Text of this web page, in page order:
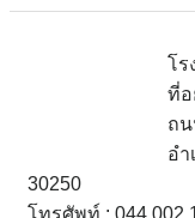
โร
ที่อ
ถน
อำ
30250
โทรศัพท์ : 044 002